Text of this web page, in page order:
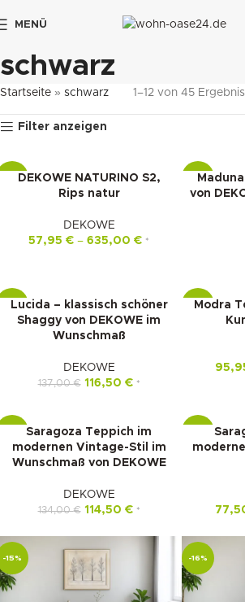
MENÜ
schwarz
Startseite » schwarz 1–12 von 45
Filter anzeigen
-16%DEKOWE NATURINO S2,
Rips natur
DEKOWE
57,95 € – 635,00 € *
-14%
von
-15%Lucida – klassisch schöner
Shaggy von DEKOWE im
Wunschmaß
DEKOWE
137,00€ 116,50 € *
-15%
Modra
Saragoza Teppich im
modernen Vintage-Stil im
Wunschmaß von DEKOWE
DEKOWE
134,00€ 114,50 € *
-15% -16%